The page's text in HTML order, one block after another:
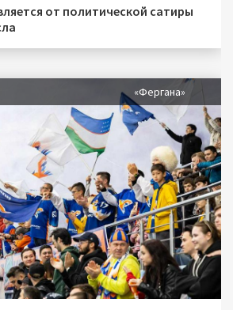
от политической сатиры
«Фергана»